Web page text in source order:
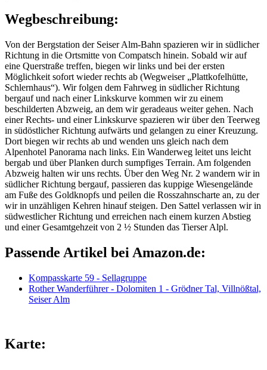
Wegbeschreibung:
Von der Bergstation der Seiser Alm-Bahn spazieren wir in südlicher
Richtung in die Ortsmitte von Compatsch hinein. Sobald wir auf
eine Querstraße treffen, biegen wir links und bei der ersten
Möglichkeit sofort wieder rechts ab (Wegweiser „Plattkofelhütte,
Schlernhaus“). Wir folgen dem Fahrweg in südlicher Richtung
bergauf und nach einer Linkskurve kommen wir zu einem
beschilderten Abzweig, an dem wir geradeaus weiter gehen. Nach
einer Rechts- und einer Linkskurve spazieren wir über den Teerweg
in südöstlicher Richtung aufwärts und gelangen zu einer Kreuzung.
Dort biegen wir rechts ab und wenden uns gleich nach dem
Alpenhotel Panorama nach links. Ein Wanderweg leitet uns leicht
bergab und über Planken durch sumpfiges Terrain. Am folgenden
Abzweig halten wir uns rechts. Über den Weg Nr. 2 wandern wir in
südlicher Richtung bergauf, passieren das kuppige Wiesengelände
am Fuße des Goldknopfs und peilen die Rosszahnscharte an, zu der
wir in unzähligen Kehren hinauf steigen. Den Sattel verlassen wir in
südwestlicher Richtung und erreichen nach einem kurzen Abstieg
und einer Gesamtgehzeit von 2 ½ Stunden das Tierser Alpl.
Passende Artikel bei Amazon.de:
Kompasskarte 59 - Sellagruppe
Rother Wanderführer - Dolomiten 1 - Grödner Tal, Villnößtal,
Seiser Alm
Karte: